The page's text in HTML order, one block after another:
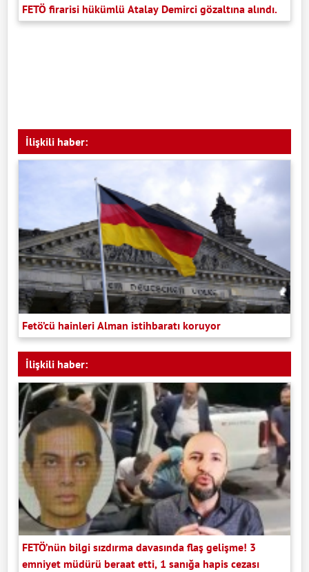
FETÖ firarisi hükümlü Atalay Demirci gözaltına alındı.
İlişkili haber:
Fetö’cü hainleri Alman istihbaratı koruyor
İlişkili haber:
FETÖ’nün bilgi sızdırma davasında flaş gelişme! 3
emniyet müdürü beraat etti, 1 sanığa hapis cezası